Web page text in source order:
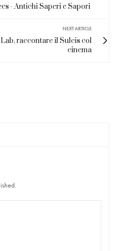
- Antichi Saperi e Sapori
NEXT ARTICLE
raccontare il Sulcis col
cinema